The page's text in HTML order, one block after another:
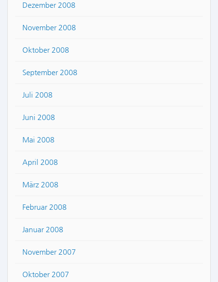
Dezember 2008
November 2008
Oktober 2008
September 2008
Juli 2008
Juni 2008
Mai 2008
April 2008
März 2008
Februar 2008
Januar 2008
November 2007
Oktober 2007